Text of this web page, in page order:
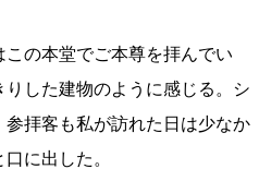
の本堂でご本尊を拝んでい
した建物のように感じる。シ
拝客も私が訪れた日は少なか
に出した。